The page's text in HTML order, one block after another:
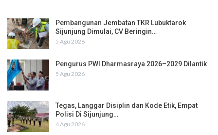
Pembangunan Jembatan TKR Lubuktarok
Sijunjung Dimulai, CV Beringin…
5 Agu 2026
Pengurus PWI Dharmasraya 2026–2029 Dilantik
5 Agu 2026
Tegas, Langgar Disiplin dan Kode Etik, Empat
Polisi Di Sijunjung…
4 Agu 2026